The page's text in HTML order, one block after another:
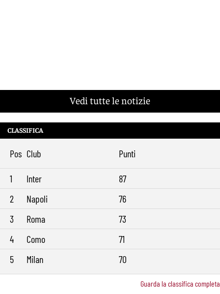
Vedi tutte le notizie
CLASSIFICA
Pos Club Punti
1 Inter
87
2
Napoli
76
3
Roma
73
4
Como
71
5
Milan 70
Guarda la classifica completa